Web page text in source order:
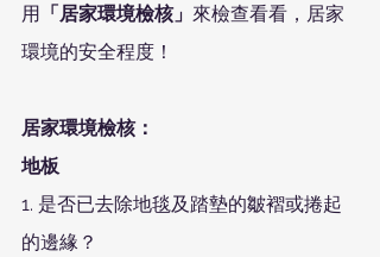
用 「居家環境檢核」 來檢查看看，居家
環境的安全程度！
居家環境檢核：
地板
1. 是否已去除地毯及踏墊的皺褶或捲起
的邊緣？